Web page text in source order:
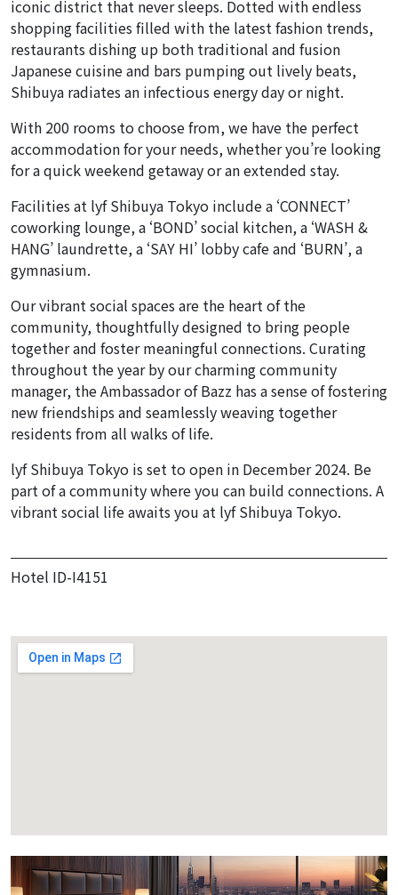
iconic district that never sleeps. Dotted with endless
shopping facilities filled with the latest fashion trends,
restaurants dishing up both traditional and fusion
Japanese cuisine and bars pumping out lively beats,
Shibuya radiates an infectious energy day or night.
With 200 rooms to choose from, we have the perfect
accommodation for your needs, whether you’re looking
for a quick weekend getaway or an extended stay.
Facilities at lyf Shibuya Tokyo include a ‘CONNECT’
coworking lounge, a ‘BOND’ social kitchen, a ‘WASH &
HANG’ laundrette, a ‘SAY HI’ lobby cafe and ‘BURN’, a
gymnasium.
Our vibrant social spaces are the heart of the
community, thoughtfully designed to bring people
together and foster meaningful connections. Curating
throughout the year by our charming community
manager, the Ambassador of Bazz has a sense of fostering
new friendships and seamlessly weaving together
residents from all walks of life.
lyf Shibuya Tokyo is set to open in December 2024. Be
part of a community where you can build connections. A
vibrant social life awaits you at lyf Shibuya Tokyo.
Hotel ID-I4151